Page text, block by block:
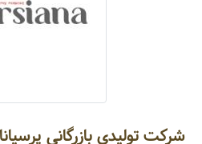
شرکت تولیدی بازرگانی پرسیانا